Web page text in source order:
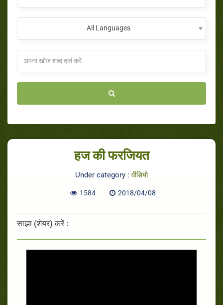
All Languages
हज की फरजियत
Under category :वीडियो
1584 2018/04/08
साझा (शेयर) करें :